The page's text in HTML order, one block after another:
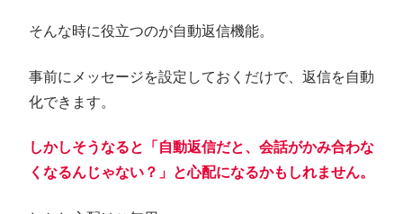
そんな時に役立つのが自動返信機能。
事前にメッセージを設定しておくだけで、返信を自動
化できます。
しかしそうなると「自動返信だと、会話がかみ合わな
くなるんじゃない？」と心配になるかもしれません。